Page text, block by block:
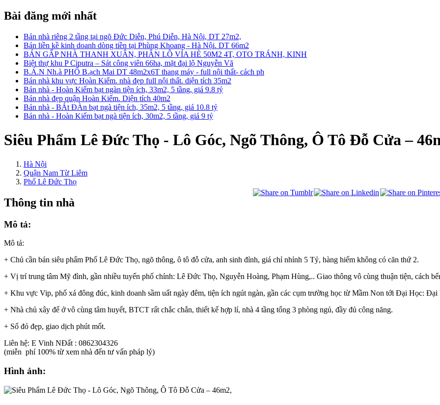
Bài đăng mới nhất
Bán nhà riêng 2 tầng tại ngõ Đức Diễn, Phú Diễn, Hà Nội, DT 27m2,
Bán liền kề kinh doanh dòng tiền tại Phùng Khoang - Hà Nội. DT 66m2
BÁN GẤP NHÀ THANH XUÂN, PHÂN LÔ VỈA HÈ 50M2 4T, OTO TRÁNH, KINH
Biệt thự khu P Ciputra – Sát công viên 66ha, mặt đại lộ Nguyễn Vă
B.Á.N Nh.à PHỐ B.ạch Mai DT 48m2x6T thang máy - full nội thất- cách ph
Bán nhà khu vực Hoàn Kiếm. nhà đẹp full nội thất. diện tích 35m2
Bán nhà - Hoàn Kiếm bạt ngàn tiện ích, 33m2, 5 tầng, giá 9.8 tỷ
Bán nhà đẹp quận Hoàn Kiếm. Diện tích 40m2
Bán nhà - BÁt ĐÀn bạt ngà tiện ích, 35m2, 5 tầng, giá 10.8 tỷ
Bán nhà - Hoàn Kiếm bạt ngà tiện ích, 30m2, 5 tầng, giá 9 tỷ
Siêu Phẩm Lê Đức Thọ - Lô Góc, Ngõ Thông, Ô Tô Đỗ Cửa –
Hà Nội
Quận Nam Từ Liêm
Phố Lê Đức Thọ
Thông tin nhà
Mô tả:
Mô tả:
+ Chủ cần bán siêu phẩm Phố Lê Đức Thọ, ngõ thông, ô tô đỗ cửa, anh sinh đỉnh, giá chỉ nhỉnh 5 Tỷ, hàng hiếm không có căn thứ 2.
+ Vị trí trung tâm Mỹ đình, gần nhiều tuyến phố chính: Lê Đức Thọ, Nguyễn Hoàng, Phạm Hùng,.. Giao thông vô cùng thuận tiện, cách
+ Khu vực Vip, phố xá đông đúc, kinh doanh sầm uất ngày đêm, tiện ích ngút ngàn, gần các cụm trường học từ Mầm Non tới Đại Học:
+ Nhà chủ xây để ở vô cùng tâm huyết, BTCT rất chắc chắn, thiết kế hợp lí, nhà 4 tầng tổng 3 phòng ngủ, đầy đủ công năng.
+ Sổ đỏ đẹp, giao dịch phút mốt.
Liên hệ: E Vinh NĐất : 0862304326
(miễn phí 100% từ xem nhà đến tư vấn pháp lý)
Hình ảnh: